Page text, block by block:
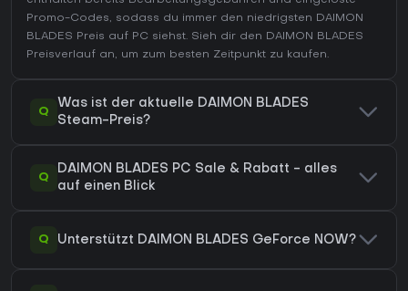
Promo-Codes, sodass du immer den niedrigsten DAIMON
BLADES Preis auf PC siehst. Sieh dir den DAIMON BLADES
Preisverlauf an, um zum besten Zeitpunkt zu kaufen.
Q
Was ist der aktuelle DAIMON BLADES
Steam-Preis?
Q
DAIMON BLADES PC Sale & Rabatt - alles
auf einen Blick
Q Unterstützt DAIMON BLADES GeForce NOW?